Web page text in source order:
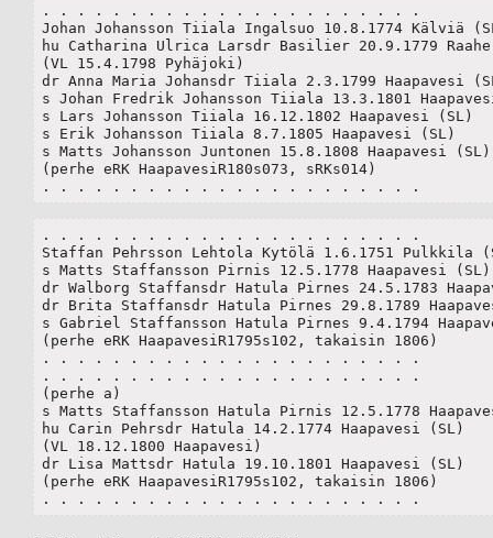
. . . . . . . . . . . . . . . . . . . . . .
Johan Johansson Tiiala Ingalsuo 10.8.1774 Kälviä
hu Catharina Ulrica Larsdr Basilier 20.9.1779
(VL 15.4.1798 Pyhäjoki)
dr Anna Maria Johansdr Tiiala 2.3.1799 Haapavesi
s Johan Fredrik Johansson Tiiala 13.3.1801
s Lars Johansson Tiiala 16.12.1802 Haapavesi (SL)
s Erik Johansson Tiiala 8.7.1805 Haapavesi (SL)
s Matts Johansson Juntonen 15.8.1808 Haapavesi (SL)
(perhe eRK HaapavesiR180s073, sRKs014)
. . . . . . . . . . . . . . . . . . . . . .
. . . . . . . . . . . . . . . . . . . . . .
Staffan Pehrsson Lehtola Kytölä 1.6.1751 Pulkkila
s Matts Staffansson Pirnis 12.5.1778 Haapavesi (SL)
dr Walborg Staffansdr Hatula Pirnes 24.5.1783
dr Brita Staffansdr Hatula Pirnes 29.8.1789
s Gabriel Staffansson Hatula Pirnes 9.4.1794
(perhe eRK HaapavesiR1795s102, takaisin 1806)
. . . . . . . . . . . . . . . . . . . . . .
. . . . . . . . . . . . . . . . . . . . . .
(perhe a)
s Matts Staffansson Hatula Pirnis 12.5.1778
hu Carin Pehrsdr Hatula 14.2.1774 Haapavesi (SL)
(VL 18.12.1800 Haapavesi)
dr Lisa Mattsdr Hatula 19.10.1801 Haapavesi (SL)
(perhe eRK HaapavesiR1795s102, takaisin 1806)
. . . . . . . . . . . . . . . . . . . . . .